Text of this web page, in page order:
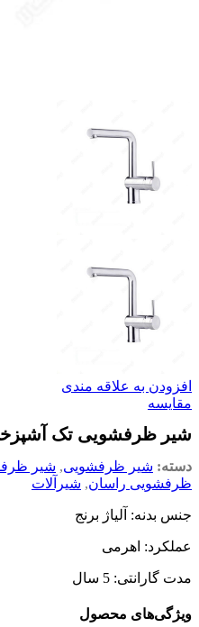
افزودن به علاقه مندی
مقایسه
شیر ظرفشویی تک
دسته: شیر ظرفشویی, شیر
ظرفشویی راسان, شیرآلات
جنس بدنه: آلیاژ برنج
عملکرد: اهرمی
مدت گارانتی: 5 سال
ویژگی‌های محصول